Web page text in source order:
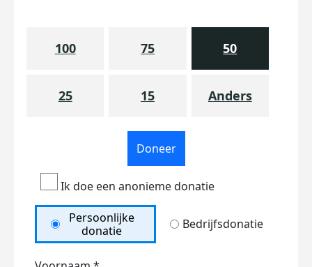
100 75 50
25 15 Anders
Doneer
Ik doe een anonieme donatie
Persoonlijke
donatie
Bedrijfsdonatie